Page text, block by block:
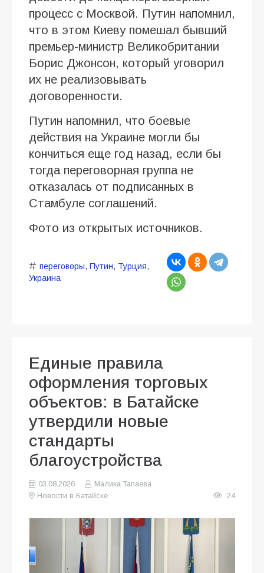
процесс с Москвой. Путин напомнил,
что в этом Киеву помешал бывший
премьер-министр Великобритании
Борис Джонсон, который уговорил
их не реализовывать
договоренности.
Путин напомнил, что боевые
действия на Украине могли бы
кончиться еще год назад, если бы
тогда переговорная группа не
отказалась от подписанных в
Стамбуле соглашений.
Фото из открытых источников.
переговоры, Путин, Турция,
Украина
Единые правила
оформления торговых
объектов: в Батайске
утвердили новые
стандарты
благоустройства
03.08.2026
Малика Тапаева
Новости в Батайске
24